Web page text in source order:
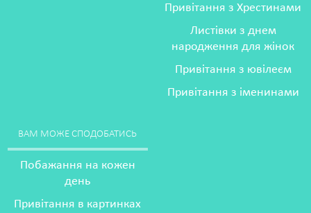
Привітання з Хрестинами
Листівки з днем
народження для жінок
Привітання з ювілеєм
Привітання з іменинами
ВАМ МОЖЕ СПОДОБАТИСЬ
Побажання на кожен
день
Привітання в картинках